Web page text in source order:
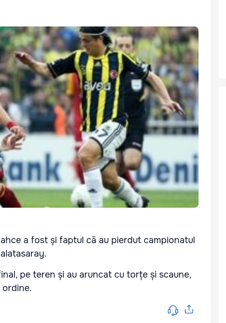
a fost și faptul că au pierdut campionatul
pe teren și au aruncat cu torțe și scaune,
ordine.